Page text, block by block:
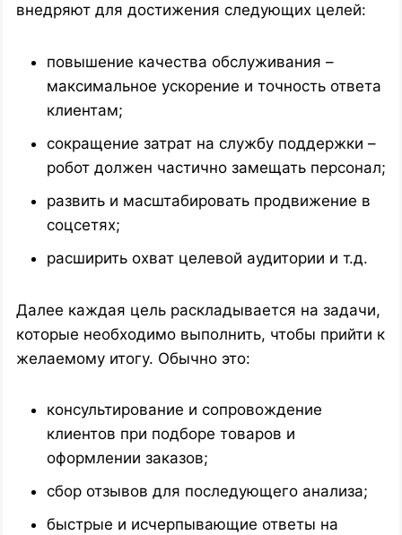
внедряют для достижения следующих целей:
повышение качества обслуживания –
максимальное ускорение и точность ответа
клиентам;
сокращение затрат на службу поддержки –
робот должен частично замещать персонал;
развить и масштабировать продвижение в
соцсетях;
расширить охват целевой аудитории и т.д.
Далее каждая цель раскладывается на задачи,
которые необходимо выполнить, чтобы прийти к
желаемому итогу. Обычно это:
консультирование и сопровождение
клиентов при подборе товаров и
оформлении заказов;
сбор отзывов для последующего анализа;
быстрые и исчерпывающие ответы на